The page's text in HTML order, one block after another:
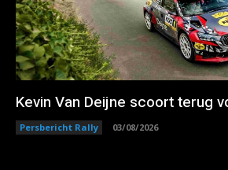
Kevin Van Deijne scoort terug
Persbericht Rally 03/08/2026